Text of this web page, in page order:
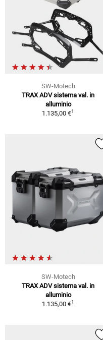
SW-Motech
TRAX ADV sistema val. in
alluminio
1.135,00 €1
SW-Motech
TRAX ADV sistema val. in
alluminio
1.135,00 €1